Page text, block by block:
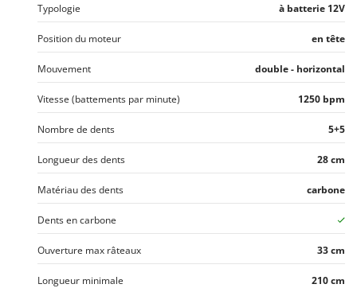
Typologie à batterie 12V
Position du moteur en tête
Mouvement double - horizontal
Vitesse (battements par minute) 1250 bpm
Nombre de dents 5+5
Longueur des dents 28 cm
Matériau des dents carbone
Dents en carbone
Ouverture max râteaux 33 cm
Longueur minimale 210 cm